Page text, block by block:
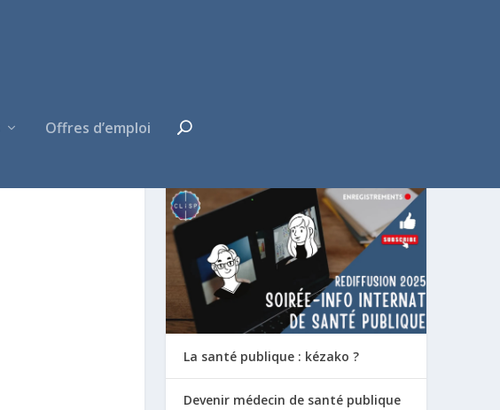
Offres d’emploi
La santé publique : kézako ?
Devenir médecin de santé publique